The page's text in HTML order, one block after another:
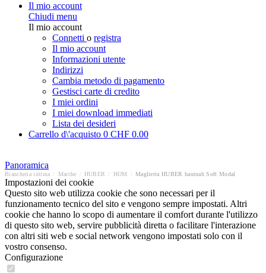
Il mio account
Chiudi menu
Il mio account
Connetti o registra
Il mio account
Informazioni utente
Indirizzi
Cambia metodo di pagamento
Gestisci carte di credito
I miei ordini
I miei download immediati
Lista dei desideri
Carrello d\'acquisto 0 CHF 0.00
Panoramica
Biancheria intima Marche HUBER HOM Maglietta HUBER hautnah Soft Modal
Impostazioni dei cookie
Questo sito web utilizza cookie che sono necessari per il
funzionamento tecnico del sito e vengono sempre impostati. Altri
cookie che hanno lo scopo di aumentare il comfort durante l'utilizzo
di questo sito web, servire pubblicità diretta o facilitare l'interazione
con altri siti web e social network vengono impostati solo con il
vostro consenso.
Configurazione